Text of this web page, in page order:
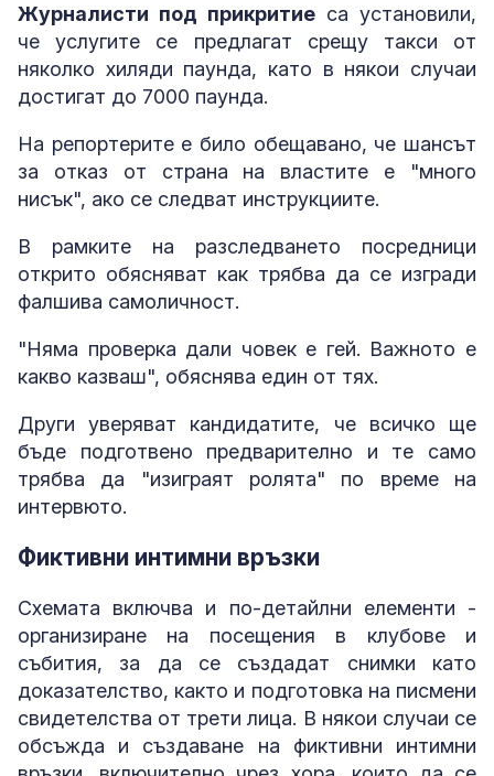
Журналисти под прикритие са установили,
че услугите се предлагат срещу такси от
няколко хиляди паунда, като в някои случаи
достигат до 7000 паунда.
На репортерите е било обещавано, че шансът
за отказ от страна на властите е "много
нисък", ако се следват инструкциите.
В рамките на разследването посредници
открито обясняват как трябва да се изгради
фалшива самоличност.
"Няма проверка дали човек е гей. Важното е
какво казваш", обяснява един от тях.
Други уверяват кандидатите, че всичко ще
бъде подготвено предварително и те само
трябва да "изиграят ролята" по време на
интервюто.
Фиктивни интимни връзки
Схемата включва и по-детайлни елементи -
организиране на посещения в клубове и
събития, за да се създадат снимки като
доказателство, както и подготовка на писмени
свидетелства от трети лица. В някои случаи се
обсъжда и създаване на фиктивни интимни